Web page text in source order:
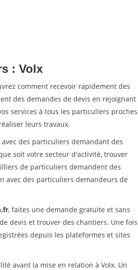
: Volx
comment recevoir rapidement des
des demandes de devis en rejoignant
services à tous les particuliers proches
leurs travaux.
des particuliers demandant des
soit votre secteur d'activité, trouver
de particuliers demandent des
avec des particuliers demandeurs de
, faites une demande gratuite et sans
devis et trouver des chantiers. Une fois
depuis les plateformes et sites
avant la mise en relation à Volx. Un